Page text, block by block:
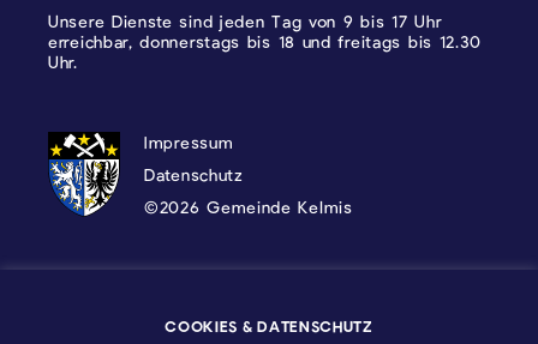
Unsere Dienste sind jeden Tag von 9 bis 17 Uhr
erreichbar, donnerstags bis 18 und freitags bis 12.30
Uhr.
DATENSCHUTZ, IMPRESSUM UND
Impressum
Datenschutz
©2026 Gemeinde Kelmis
COOKIES & DATENSCHUTZ